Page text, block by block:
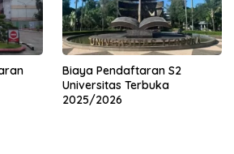
Biaya Pendaftaran S2
Universitas Terbuka
2025/2026